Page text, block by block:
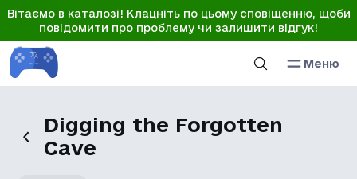
Вітаємо в каталозі! Клацніть по цьому сповіщенню, щоби
повідомити про проблему чи залишити відгук!
Меню
Digging the Forgotten
Cave